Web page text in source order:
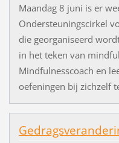
Maandag 8 juni is er
Ondersteuningscirkel
die georganiseerd
in het teken van
Mindfulnesscoach en
oefeningen bij zichzelf